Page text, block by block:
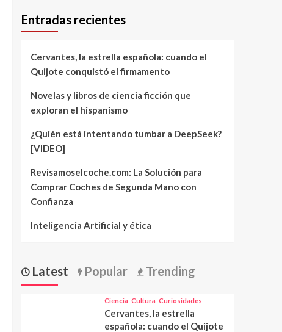
Entradas recientes
Cervantes, la estrella española: cuando el
Quijote conquistó el firmamento
Novelas y libros de ciencia ficción que
exploran el hispanismo
¿Quién está intentando tumbar a DeepSeek?
[VIDEO]
Revisamoselcoche.com: La Solución para
Comprar Coches de Segunda Mano con
Confianza
Inteligencia Artificial y ética
Latest Popular Trending
Ciencia Cultura Curiosidades
Cervantes, la estrella
española: cuando el Quijote